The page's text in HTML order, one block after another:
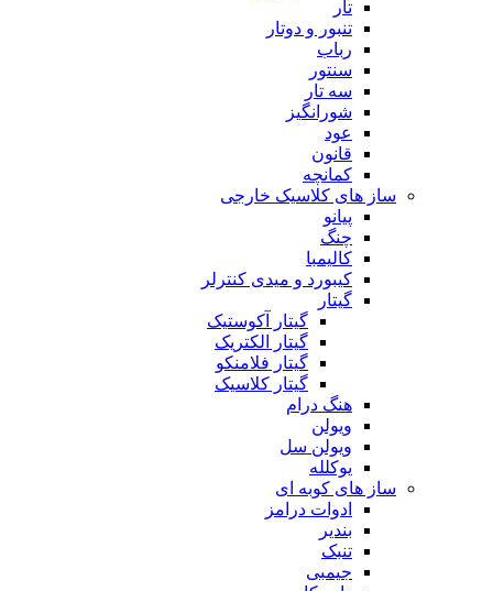
تار
تنبور و دوتار
رباب
سنتور
سه تار
شورانگیز
عود
قانون
کمانچه
ساز های کلاسیک خارجی
پیانو
چنگ
کالیمبا
کیبورد و میدی کنترلر
گیتار
گیتار آکوستیک
گیتار الکتریک
گیتار فلامنکو
گیتار کلاسیک
هنگ درام
ویولن
ویولن سل
یوکلله
ساز های کوبه ای
ادوات درامز
بندیر
تنبک
جیمبی